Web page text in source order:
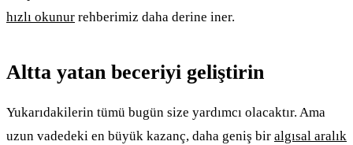
hızlı okunur rehberimiz daha derine iner.
Altta yatan beceriyi geliştirin
Yukarıdakilerin tümü bugün size yardımcı olacaktır. Ama
uzun vadedeki en büyük kazanç, daha geniş bir algısal aralık